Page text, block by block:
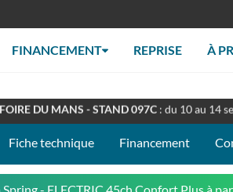
FINANCEMENT REPRISE À
DU MANS - STAND 097C : du 10 au 14
Fiche technique Financement